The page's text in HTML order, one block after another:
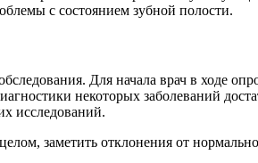
с состоянием зубной полости.
Для начала врач в ходе
некоторых заболеваний
исследований.
заметить отклонения от